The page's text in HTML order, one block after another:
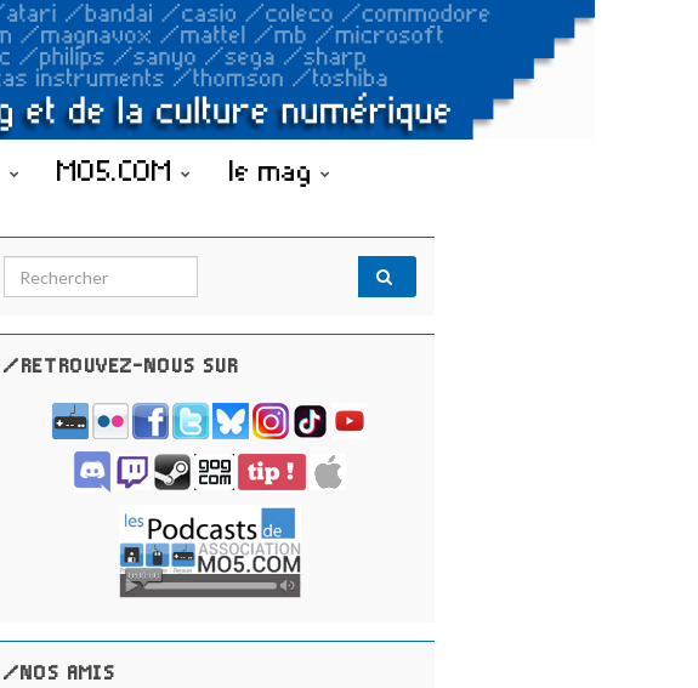
MO5.COM le mag
Search for:
/RETROUVEZ-NOUS SUR
/NOS AMIS